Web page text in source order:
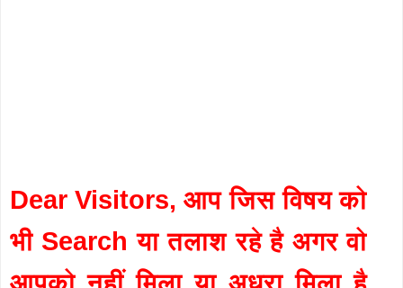
Dear Visitors, आप जिस विषय को
भी Search या तलाश रहे है अगर वो